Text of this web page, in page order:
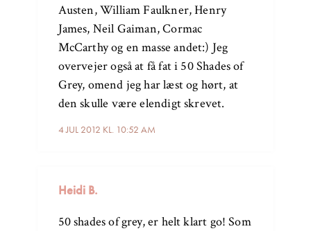
4 JUL 2012 KL. 10:52 AM
Austen, William Faulkner, Henry
James, Neil Gaiman, Cormac
McCarthy og en masse andet:) Jeg
overvejer også at få fat i 50 Shades of
Grey, omend jeg har læst og hørt, at
den skulle være elendigt skrevet.
Heidi B.
50 shades of grey, er helt klart go! Som